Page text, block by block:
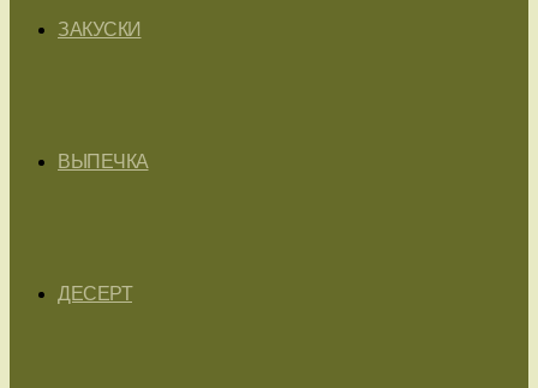
ЗАКУСКИ
ВЫПЕЧКА
ДЕСЕРТ